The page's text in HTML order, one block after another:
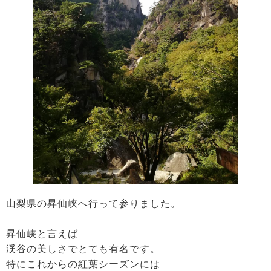
山梨県の昇仙峡へ行って参りました。
昇仙峡と言えば
渓谷の美しさでとても有名です。
特にこれからの紅葉シーズンには